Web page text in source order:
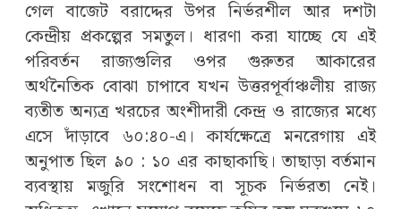
গেল বাজেট বরাদ্দের উপর নির্ভরশীল আর দশটা
কেন্দ্রীয় প্রকল্পের সমতুল। ধারণা করা যাচ্ছে যে এই
পরিবর্তন রাজ্যগুলির ওপর গুরুতর আকারের
অর্থনৈতিক বোঝা চাপাবে যখন উত্তরপূর্বাঞ্চলীয় রাজ্য
ব্যতীত অন্যত্র খরচের অংশীদারী কেন্দ্র ও রাজ্যের মধ্যে
এসে দাঁড়াবে ৬০:৪০-এ। কার্যক্ষেত্রে মনরেগায় এই
অনুপাত ছিল ৯০ : ১০ এর কাছাকাছি। তাছাড়া বর্তমান
ব্যবস্থায় মজুরি সংশোধন বা সূচক নির্ভরতা নেই।